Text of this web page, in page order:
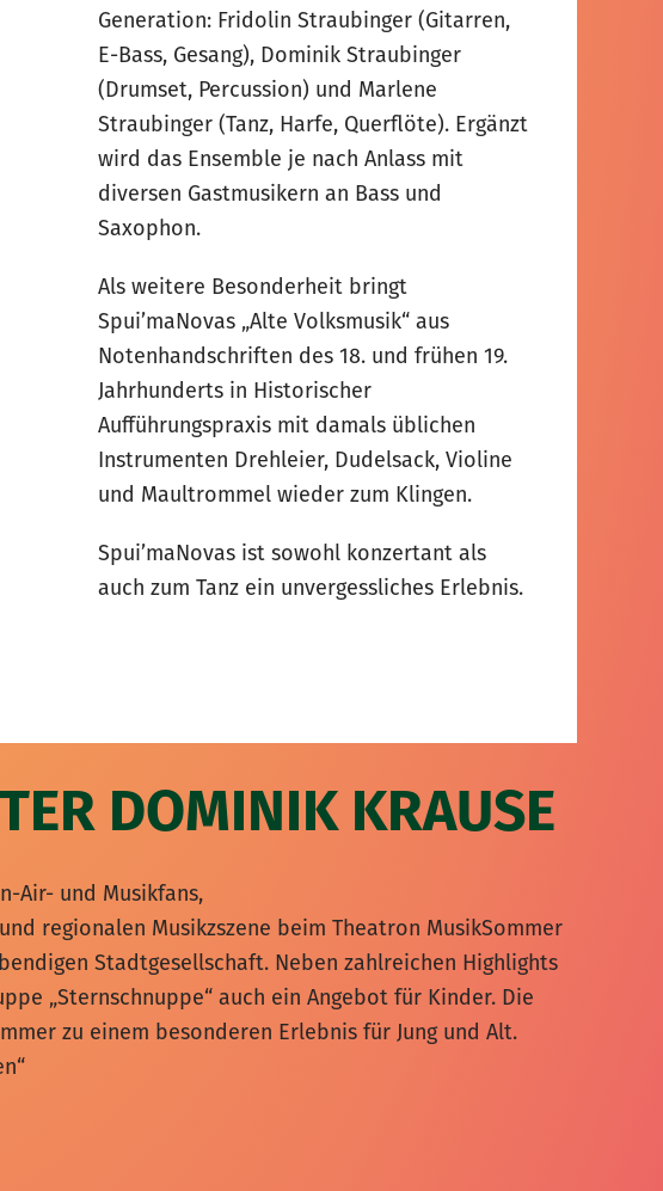
Generation: Fridolin Straubinger (Gitarren,
E-Bass, Gesang), Dominik Straubinger
(Drumset, Percussion) und Marlene
Straubinger (Tanz, Harfe, Querflöte). Ergänzt
wird das Ensemble je nach Anlass mit
diversen Gastmusikern an Bass und
Saxophon.
Als weitere Besonderheit bringt
Spui’maNovas „Alte Volksmusik“ aus
Notenhandschriften des 18. und frühen 19.
Jahrhunderts in Historischer
Aufführungspraxis mit damals üblichen
Instrumenten Drehleier, Dudelsack, Violine
und Maultrommel wieder zum Klingen.
Spui’maNovas ist sowohl konzertant als
auch zum Tanz ein unvergessliches Erlebnis.
DOMINIK KRAUSE
Air- und Musikfans,
regionalen Musikzszene beim Theatron MusikSommer
Stadtgesellschaft. Neben zahlreichen Highlights
„Sternschnuppe“ auch ein Angebot für Kinder. Die
zu einem besonderen Erlebnis für Jung und Alt.